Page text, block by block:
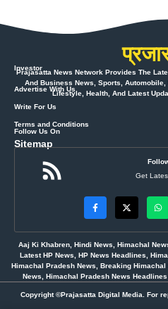
Prajasatta News Network Provides The
And Business News, Sports, Automobile,
Lifestyle, Health, And Latest
Investor
Advertise With Us
Write For Us
Terms and Conditions
Sitemap
Follow Us On
Get
Aaj Ki Khabren, Hindi News, Himachal
Latest HP News, HP News Headlines,
Himachal Pradesh News, Breaking
News, Himachal Pradesh News Headlines
Copyright ©Prajasatta Digital Media. For